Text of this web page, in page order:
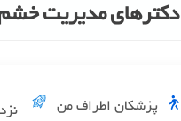
دکترهای مدیریت
پزشکان اطراف من